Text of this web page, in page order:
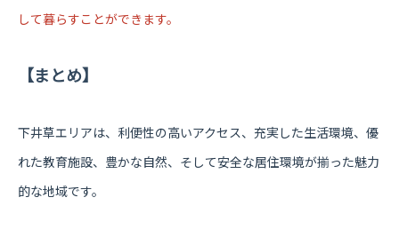
して暮らすことができます。
【まとめ】
下井草エリアは、利便性の高いアクセス、充実した生活環境、優
れた教育施設、豊かな自然、そして安全な居住環境が揃った魅力
的な地域です。